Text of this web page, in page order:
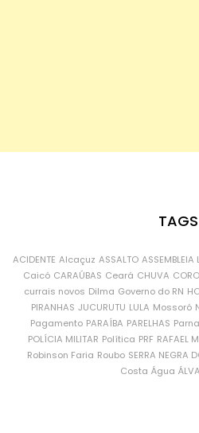
TAGS
ACIDENTE Alcaçuz ASSALTO ASSEMBLEIA
Caicó CARAÚBAS Ceará CHUVA
currais novos Dilma Governo do RN
PIRANHAS JUCURUTU LULA Mossoró
Pagamento PARAÍBA PARELHAS
POLÍCIA MILITAR Política PRF RAFAEL
Robinson Faria Roubo SERRA NEGRA
Costa Água